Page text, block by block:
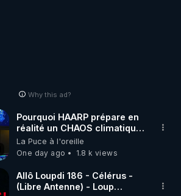
Why this ad?
Pourquoi HAARP prépare en
réalité un CHAOS climatique,
on répond
La Puce à l'oreille
One day ago
1.8 k views
Allô Loupdi 186 - Célérus -
(Libre Antenne) - Loup